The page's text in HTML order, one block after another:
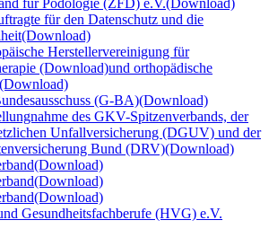
für den Datenschutz und die
(Download)
Herstellervereinigung für
(Download)und orthopädische
(Download)
(G-BA)(Download)
des GKV-Spitzenverbands, der
Unfallversicherung (DGUV) und der
Bund (DRV)(Download)
(Download)
(Download)
(Download)
Gesundheitsfachberufe (HVG) e.V.